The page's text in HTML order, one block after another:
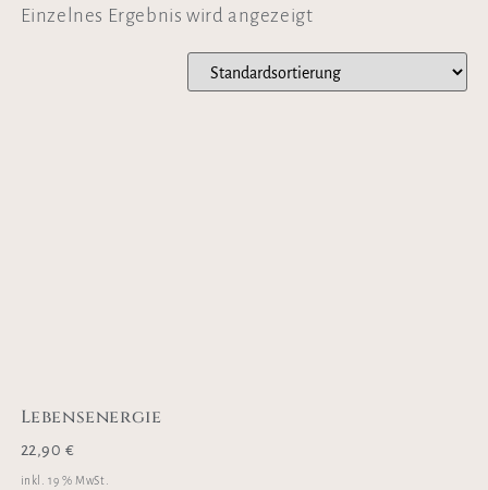
Einzelnes Ergebnis wird angezeigt
Lebensenergie
22,90€
inkl. 19 % MwSt.